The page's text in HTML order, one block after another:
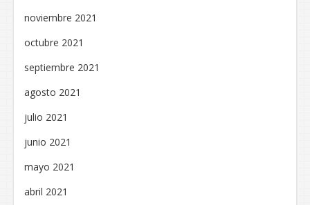
noviembre 2021
octubre 2021
septiembre 2021
agosto 2021
julio 2021
junio 2021
mayo 2021
abril 2021